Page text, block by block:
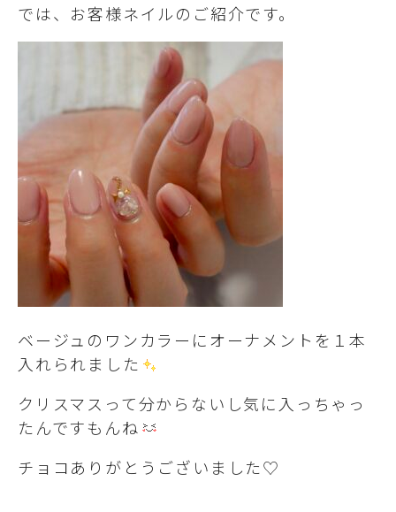
では、お客様ネイルのご紹介です。
ベージュのワンカラーにオーナメントを１本
入れられました
クリスマスって分からないし気に入っちゃっ
たんですもんね
チョコありがとうございました♡